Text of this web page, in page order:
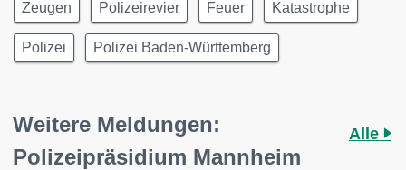
Zeugen Polizeirevier Feuer Katastrophe
Polizei Polizei Baden-Württemberg
Weitere Meldungen:
Polizeipräsidium Mannheim
Alle